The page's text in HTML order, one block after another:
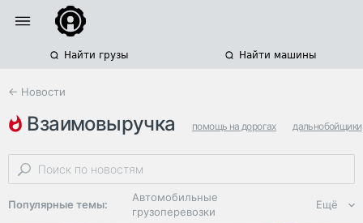
Найти грузы Найти машины
← Новости
взаимовыручка помощь на дорогах дальнобойщики
водители грузовиков
Популярные темы:
Автомобильные
грузоперевозки
Ещё